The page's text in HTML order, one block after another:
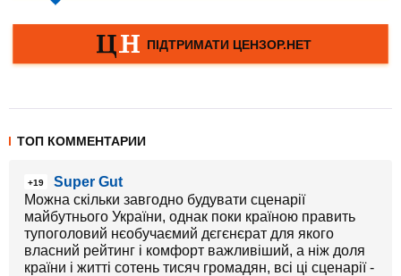
ТОП КОММЕНТАРИИ
+19
Super Gut
Можна скільки завгодно будувати сценарії
майбутнього України, однак поки країною править
тупоголовий нєобучаємий дєгєнєрат для якого
власний рейтинг і комфорт важливіший, а ніж доля
країни і житті сотень тисяч громадян, всі ці сценарії -